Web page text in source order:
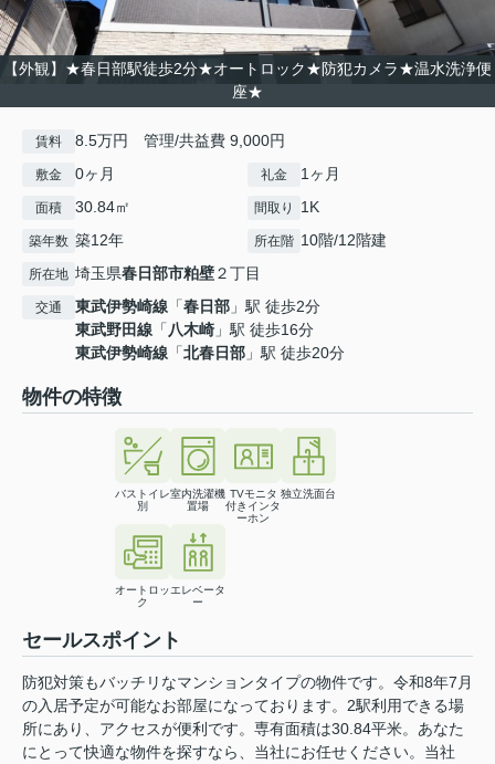
【外観】★春日部駅徒歩2分★オートロック★防犯カメラ★温水洗浄便
座★
賃料 8.5万円 管理/共益費 9,000円
敷金 0ヶ月 礼金 1ヶ月
面積 30.84㎡ 間取り 1K
築年数 築12年 所在階 10階/12階建
所在地 埼玉県春日部市粕壁２丁目
交通 東武伊勢崎線 「春日部 」駅 徒歩2分
東武野田線 「八木崎 」駅 徒歩16分
東武伊勢崎線 「北春日部 」駅 徒歩20分
物件の特徴
バストイレ
別
室内洗濯機
置場
TVモニタ
付きインタ
ーホン
独立洗面台
オートロッ
ク
エレベータ
ー
セールスポイント
防犯対策もバッチリなマンションタイプの物件です。令和8年7月
の入居予定が可能なお部屋になっております。2駅利用できる場
所にあり、アクセスが便利です。専有面積は30.84平米。あなた
にとって快適な物件を探すなら、当社にお任せください。当社